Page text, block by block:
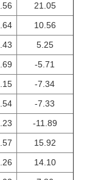
21.05
10.56
5.25
-5.71
-7.34
-7.33
-11.89
15.92
14.10